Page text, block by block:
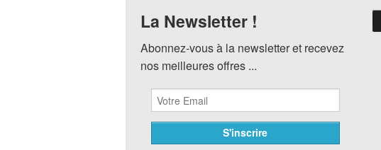
La Newsletter !
Abonnez-vous à la newsletter et recevez
nos meilleures offres ...